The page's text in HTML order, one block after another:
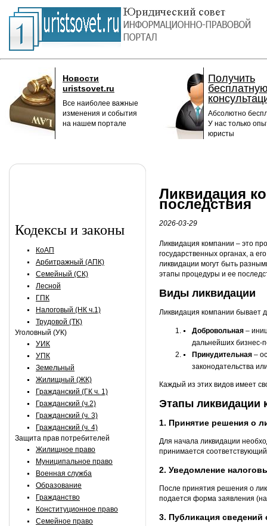
Новости
uristsovet.ru
Все наиболее важные
изменения и события
на нашем портале
Получить
Абсолютно
У нас только
юристы
Кодексы и законы
КоАП
Арбитражный (АПК)
Семейный (СК)
Лесной
ГПК
Налоговый (НК ч.1)
Трудовой (ТК)
Уголовный (УК)
УИК
УПК
Земельный
Жилищный (ЖК)
Гражданский (ГК ч. 1)
Гражданский (ч.2)
Гражданский (ч. 3)
Гражданский (ч. 4)
Защита прав потребителей
Жилищное право
Муниципальное право
Военная служба
Образование
Гражданство
Конституционное право
Семейное право
Ликвидация
последствия
2026-03-29
Ликвидация компании – это
государственных органах, а
ликвидации могут быть
этапы процедуры и ее
Виды ликвидации
Ликвидация компании бывает
Добровольная –
дальнейших бизнес-
Принудительная –
законодательства
Каждый из этих видов имеет
Этапы ликвидации
1. Принятие решения о
Для начала ликвидации
принимается
2. Уведомление
После принятия решения о
подается форма заявления
3. Публикация сведений